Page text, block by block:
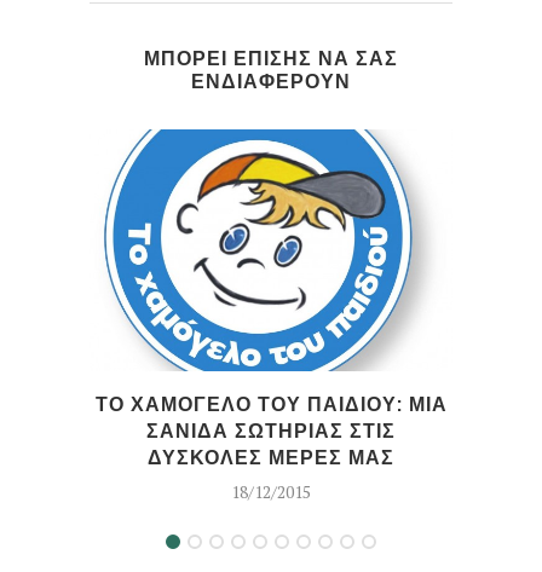
ΜΠΟΡΕΙ ΕΠΙΣΗΣ ΝΑ ΣΑΣ
ΕΝΔΙΑΦΕΡΟΥΝ
ΤΟ ΧΑΜΟΓΕΛΟ ΤΟΥ ΠΑΙΔΙΟΥ: ΜΙΑ
ΣΑΝΙΔΑ ΣΩΤΗΡΙΑΣ ΣΤΙΣ
ΔΥΣΚΟΛΕΣ ΜΕΡΕΣ ΜΑΣ
18/12/2015